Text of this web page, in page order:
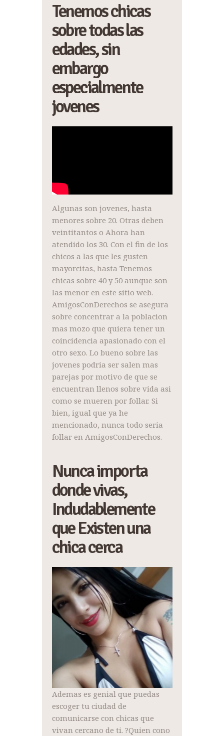
Tenemos chicas
sobre todas las
edades, sin
embargo
especialmente
jovenes
Algunas son jovenes, hasta
menores sobre 20. Otras deben
veintitantos o Ahora han
atendido los 30. Con el fin de los
chicos a las que les gusten
mayorcitas, hasta Tenemos
chicas sobre 40 y 50 aunque son
las menor en este sitio web.
AmigosConDerechos se asegura
sobre concentrar a la poblacion
mas mozo que quiera tener un
coincidencia apasionado con el
otro sexo. Lo bueno sobre las
jovenes podria ser salen mas
parejas por motivo de que se
encuentran llenos sobre vida asi
como se mueren por follar. Si
bien, igual que ya he
mencionado, nunca todo seria
follar en AmigosConDerechos.
Nunca importa
donde vivas,
Indudablemente
que Existen una
chica cerca
Ademas es genial que puedas
escoger tu ciudad de
comunicarse con chicas que
vivan cercano de ti. ?Quien cono